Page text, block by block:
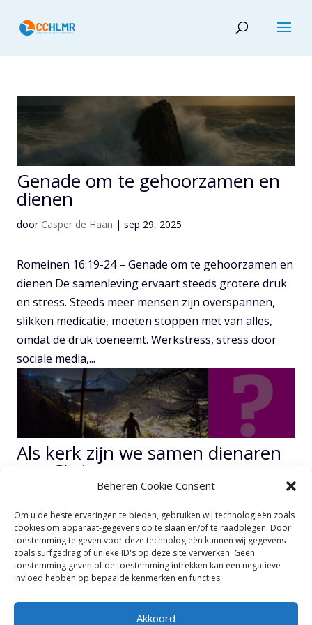
Beheren Cookie Consent
Om u de beste ervaringen te bieden, gebruiken wij technologieën zoals
cookies om apparaat-gegevens op te slaan en/of te raadplegen. Door
toestemming te geven voor deze technologieën kunnen wij gegevens
zoals surfgedrag of unieke ID's op deze site verwerken. Geen
toestemming geven of de toestemming intrekken kan een negatieve
invloed hebben op bepaalde kenmerken en functies.
Akkoord
Genade om te gehoorzamen en
dienen
door Casper de Haan | sep 29, 2025
Romeinen 16:19-24 – Genade om te gehoorzamen en
dienen De samenleving ervaart steeds grotere druk
en stress. Steeds meer mensen zijn overspannen,
slikken medicatie, moeten stoppen met van alles,
omdat de druk toeneemt. Werkstress, stress door
sociale media,...
Als kerk zijn we samen dienaren
van Christus
Als kerk zijn we samen dienaren van Christus Vorige
week hebben we gezien dat we als kerk bestaan om
1) over Jezus te vertellen, 2) meer op Jezus te lijken,
de vraag in zich of we 100% voor Hem gaan, of dat